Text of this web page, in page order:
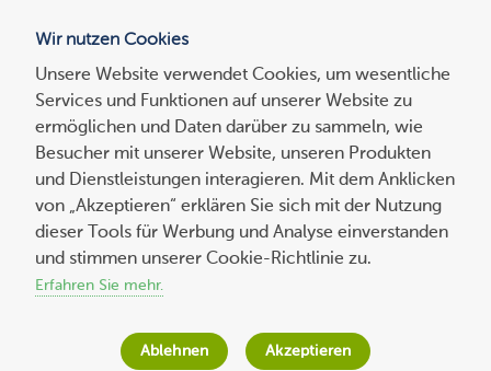
Suchen
nach:
Lokale Entwicklungsumgebung mit
Joomla!, NPM, SASS-Compiling (SCSS)
Tonino Gerns
14. August 2019
Wir nutzen Cookies
Unsere Website verwendet Cookies, um wesentliche
Services und Funktionen auf unserer Website zu
ermöglichen und Daten darüber zu sammeln, wie
Besucher mit unserer Website, unseren Produkten
und Dienstleistungen interagieren. Mit dem Anklicken
von „Akzeptieren“ erklären Sie sich mit der Nutzung
dieser Tools für Werbung und Analyse einverstanden
und stimmen unserer Cookie-Richtlinie zu.
Erfahren Sie mehr.
Ablehnen Akzeptieren